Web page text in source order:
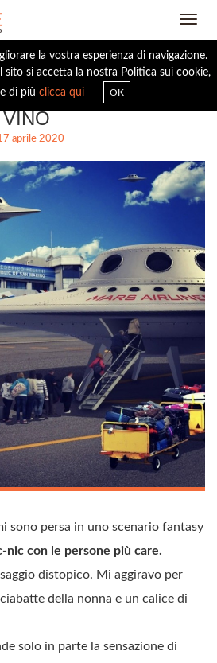
la vostra esperienza di navigazione.
sito si accetta la nostra Politica sui cookie,
di più clicca qui OK
DISTOPICI CON
aprile 2020
sono persa in uno scenario fantasy
nic con le persone più care.
distopico. Mi aggiravo per
della nonna e un calice di
solo in parte la sensazione di